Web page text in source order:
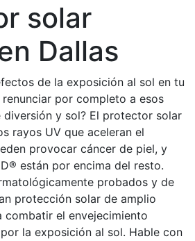
solar
Dallas
de la exposición al sol en tu
por completo a esos
diversión y sol? El protector solar
rayos UV que aceleran el
provocar cáncer de piel, y
están por encima del resto.
probados y de
protección solar de amplio
combatir el envejecimiento
la exposición al sol. Hable con